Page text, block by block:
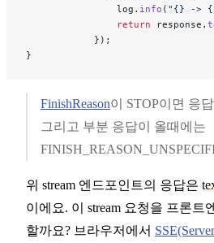
                log.
info ( "{} ->
                return
response.
            });
}
FinishReason이 STOP이면 응
그리고 부분 응답이 올때에는
위 stream 엔드포인트의 응답은
이에요. 이 stream 요청을 프론
할까요? 브라우저에서